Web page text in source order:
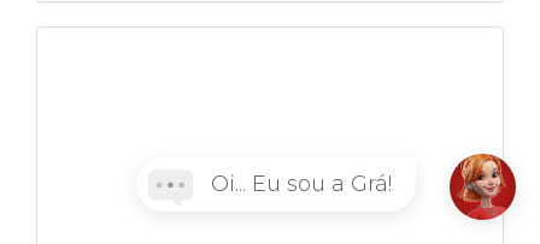
Oi... Eu sou a Grá!